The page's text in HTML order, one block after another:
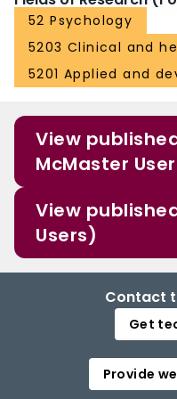
intermedio. Como se esperaba, y
preocupación previamente
estructurales mostraron
interpersonales a traves de la
predijo, MI-CBT versus CBT
acercó a la importancia.
tratamiento en ambos niveles
después del tratamiento fue
tratamiento en MI-CBT versus
de agregar MI a la TCC para el
interpersonales a largo plazo, e
un mecanismo candidato de
慮症 (GAD) 的激勵性訪談 (MI) 中,
GAD也可以以非輔助性和過度住
斷上突出的人際結果的相同直接
的MI-CBT或CBT。在整個治療和
人際問題。編碼員在中治療環節
與先前測試的擔心結果一致,結構
問題有可比性減少。同樣如預測
52 Psychology
5203 Clinical and
5201 Applied and
View
McMaster
View
Users)
Contact
Get
Provide